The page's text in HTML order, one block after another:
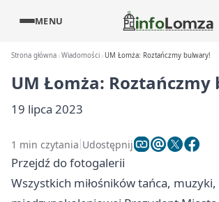
MENU
Strona główna Wiadomości UM Łomża: Roztańczmy bulwary!
UM Łomża:
19 lipca 2023
1 min czytania Udostępnij
Przejdź do fotogalerii
Wszystkich miłośników tańca,